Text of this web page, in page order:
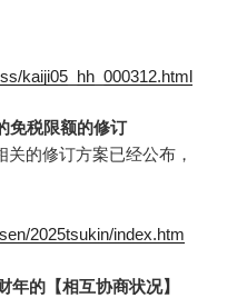
kaiji05_hh_000312.html
免税限额的修订
的修订方案已经公布，
2025tsukin/index.htm
年的【相互协商状况】